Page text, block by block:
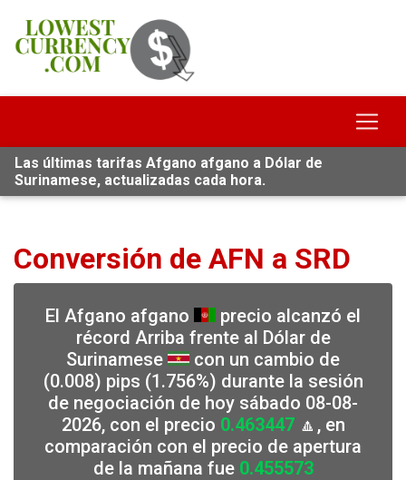
Las últimas tarifas Afgano afgano a Dólar de
Surinamese, actualizadas cada hora.
Conversión de AFN a SRD
El Afgano afgano
precio alcanzó el
récord Arriba frente al Dólar de
Surinamese
con un cambio de
(0.008) pips (1.756%) durante la sesión
de negociación de hoy sábado 08-08-
2026, con el precio 0.463447🔼, en
comparación con el precio de apertura
de la mañana fue 0.455573